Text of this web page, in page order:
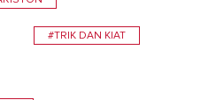
#TRIK DAN KIAT